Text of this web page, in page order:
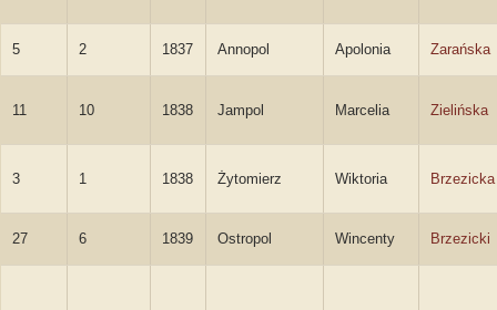
5 2 1837 Annopol Apolonia Zarańska
11 10 1838 Jampol Marcelia Zielińska
3 1 1838 Żytomierz Wiktoria Brzezicka
27 6 1839 Ostropol Wincenty Brzezicki